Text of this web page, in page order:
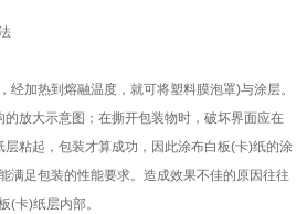
经加热到熔融温度，就可将塑料膜泡罩)与涂层。
放大示意图；在撕开包装物时，破坏界面应在
粘起，包装才算成功，因此涂布白板(卡)纸的涂
满足包装的性能要求。造成效果不佳的原因往往
(卡)纸层内部。